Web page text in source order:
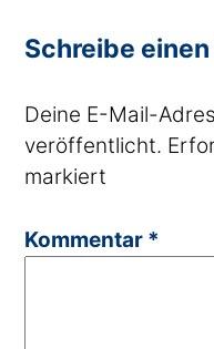
Schreibe
Deine E-Mail-
veröffentlicht.
markiert
Kommentar *